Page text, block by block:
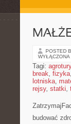
POSTED
WYŁĄCZONA
Tagi:
break, fizyka,
lotniska,
rejsy, statki,
budować